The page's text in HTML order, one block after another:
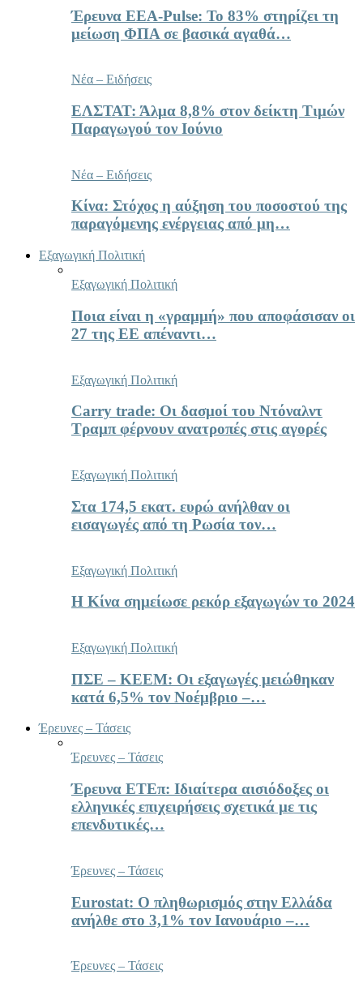
Έρευνα ΕΕΑ-Pulse: Το 83% στηρίζει τη
μείωση ΦΠΑ σε βασικά αγαθά…
Νέα – Ειδήσεις
ΕΛΣΤΑΤ: Άλμα 8,8% στον δείκτη Τιμών
Παραγωγού τον Ιούνιο
Νέα – Ειδήσεις
Κίνα: Στόχος η αύξηση του ποσοστού της
παραγόμενης ενέργειας από μη…
Εξαγωγική Πολιτική
Εξαγωγική Πολιτική
Ποια είναι η «γραμμή» που αποφάσισαν οι
27 της ΕΕ απέναντι…
Εξαγωγική Πολιτική
Carry trade: Οι δασμοί του Ντόναλντ
Τραμπ φέρνουν ανατροπές στις αγορές
Εξαγωγική Πολιτική
Στα 174,5 εκατ. ευρώ ανήλθαν οι
εισαγωγές από τη Ρωσία τον…
Εξαγωγική Πολιτική
Η Κίνα σημείωσε ρεκόρ εξαγωγών το 2024
Εξαγωγική Πολιτική
ΠΣΕ – ΚΕΕΜ: Οι εξαγωγές μειώθηκαν
κατά 6,5% τον Νοέμβριο –…
Έρευνες – Τάσεις
Έρευνες – Τάσεις
Έρευνα ΕΤΕπ: Ιδιαίτερα αισιόδοξες οι
ελληνικές επιχειρήσεις σχετικά με τις
επενδυτικές…
Έρευνες – Τάσεις
Eurostat: Ο πληθωρισμός στην Ελλάδα
ανήλθε στο 3,1% τον Ιανουάριο –…
Έρευνες – Τάσεις